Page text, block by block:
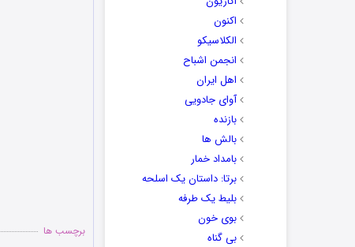
اکنون
الکلاسیکو
انجمن اشباح
اهل ایران
آوای جادویی
بازنده
بالش ها
بامداد خمار
برتا: داستان یک اسلحه
بلیط یک‌‌ طرفه
بوی خون
بی گناه
برچسب ها